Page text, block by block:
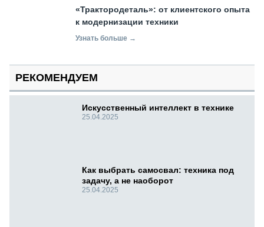
«Трактородеталь»: от клиентского опыта
к модернизации техники
Узнать больше →
РЕКОМЕНДУЕМ
Искусственный интеллект в технике
25.04.2025
Как выбрать самосвал: техника под
задачу, а не наоборот
25.04.2025